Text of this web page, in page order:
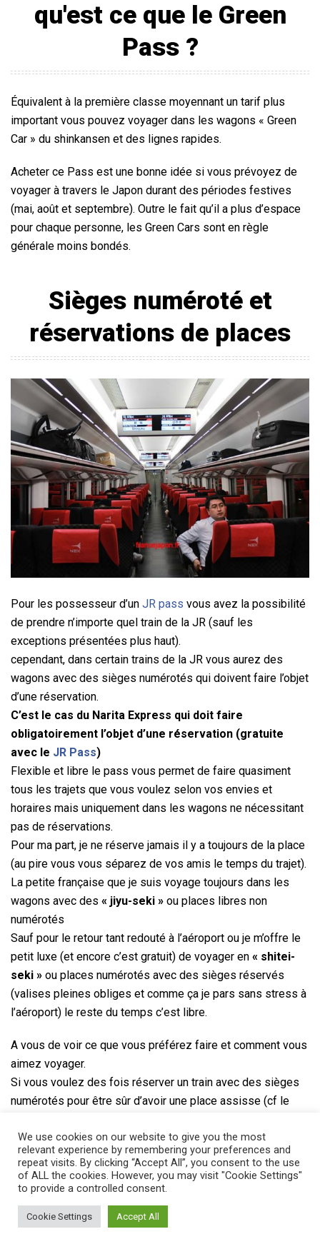
qu'est ce que le Green
Pass ?
Équivalent à la première classe moyennant un tarif plus
important vous pouvez voyager dans les wagons « Green
Car » du shinkansen et des lignes rapides.
Acheter ce Pass est une bonne idée si vous prévoyez de
voyager à travers le Japon durant des périodes festives
(mai, août et septembre). Outre le fait qu’il a plus d’espace
pour chaque personne, les Green Cars sont en règle
générale moins bondés.
Sièges numéroté et
réservations de places
Pour les possesseur d’un JR pass vous avez la possibilité
de prendre n’importe quel train de la JR (sauf les
exceptions présentées plus haut).
cependant, dans certain trains de la JR vous aurez des
wagons avec des sièges numérotés qui doivent faire l’objet
d’une réservation.
C’est le cas du Narita Express qui doit faire
obligatoirement l’objet d’une réservation (gratuite
avec le JR Pass)
Flexible et libre le pass vous permet de faire quasiment
tous les trajets que vous voulez selon vos envies et
horaires mais uniquement dans les wagons ne nécessitant
pas de réservations.
Pour ma part, je ne réserve jamais il y a toujours de la place
(au pire vous vous séparez de vos amis le temps du trajet).
La petite française que je suis voyage toujours dans les
wagons avec des « jiyu-seki » ou places libres non
numérotés
Sauf pour le retour tant redouté à l’aéroport ou je m’offre le
petit luxe (et encore c’est gratuit) de voyager en « shitei-
seki » ou places numérotés avec des sièges réservés
(valises pleines obliges et comme ça je pars sans stress à
l’aéroport) le reste du temps c’est libre.
A vous de voir ce que vous préférez faire et comment vous
aimez voyager.
Si vous voulez des fois réserver un train avec des sièges
numérotés pour être sûr d’avoir une place assisse (cf le
avec votre JRP !
Grâce à votre Japan Rail Pass vous n’aurez pas à payer de
frais.
Mis à part ces catégories de trains, le reste des trains
locaux express ou non n’auront pas ce système de places
We use cookies on our website to give you the most
relevant experience by remembering your preferences and
repeat visits. By clicking “Accept All”, you consent to the use
of ALL the cookies. However, you may visit "Cookie Settings"
to provide a controlled consent.
Cookie Settings Accept All